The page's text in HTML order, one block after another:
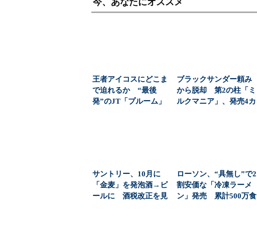
今、あなたにオススメ
王者アイコスにどこま
で迫れるか “最後
発”のJT「プルーム」
ブラックサンダー頼み
から脱却 第2の柱「ミ
ルクマニア」、発売4カ
サントリー、10月に
「金麦」を発泡酒→ビ
ールに 酒税改正を見
ローソン、“具無し”で2
割安価な「冷凍ラーメ
ン」発売 累計500万食